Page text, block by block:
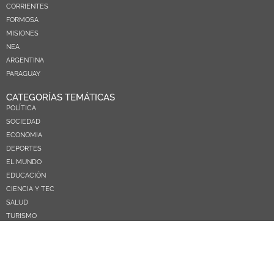
CORRIENTES
FORMOSA
MISIONES
NEA
ARGENTINA
PARAGUAY
CATEGORÍAS TEMÁTICAS
POLÍTICA
SOCIEDAD
ECONOMIA
DEPORTES
EL MUNDO
EDUCACIÓN
CIENCIA Y TEC
SALUD
TURISMO